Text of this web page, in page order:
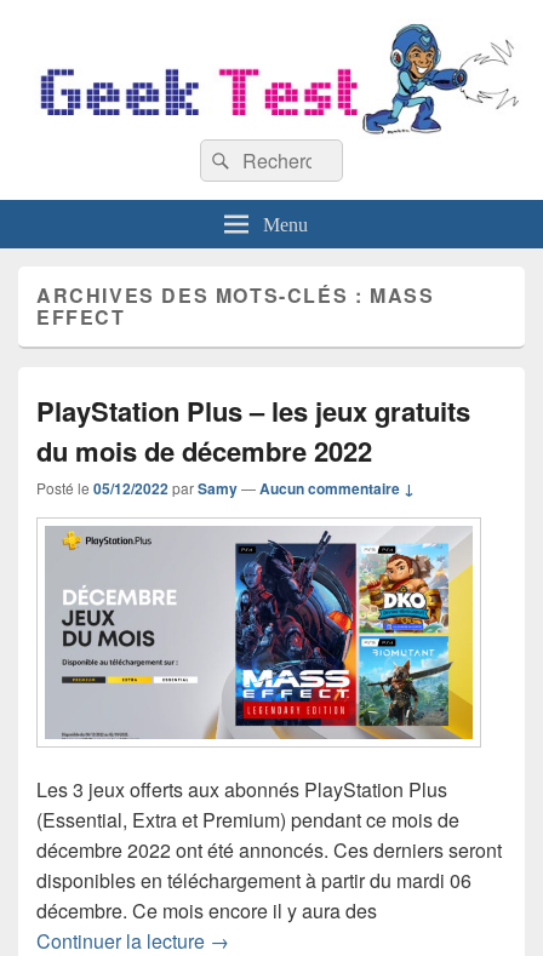
Recherche :
Rechercher
Menu
ARCHIVES DES MOTS-CLÉS : MASS
EFFECT
PlayStation Plus – les jeux gratuits
du mois de décembre 2022
Posté le 05/12/2022parSamy—Aucun commentaire ↓
Les 3 jeux offerts aux abonnés PlayStation Plus
(Essential, Extra et Premium) pendant ce mois de
décembre 2022 ont été annoncés. Ces derniers seront
disponibles en téléchargement à partir du mardi 06
décembre. Ce mois encore il y aura des
Continuer la lecture PlayStation Plus – les jeux gratuits
→